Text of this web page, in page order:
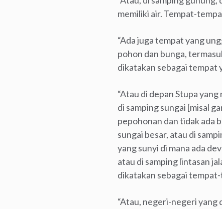
memiliki air. Tempat-
“Ada juga tempat yang
pohon dan bunga,
dikatakan sebagai tempat
“Atau di depan Stupa
di samping sungai [misal
pepohonan dan tidak ada
sungai besar, atau di
yang sunyi di mana ada
atau di samping lintasan
dikatakan sebagai
“Atau, negeri-negeri